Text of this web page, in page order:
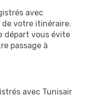
avec
votre itinéraire.
départ vous évite
passage à
avec Tunisair